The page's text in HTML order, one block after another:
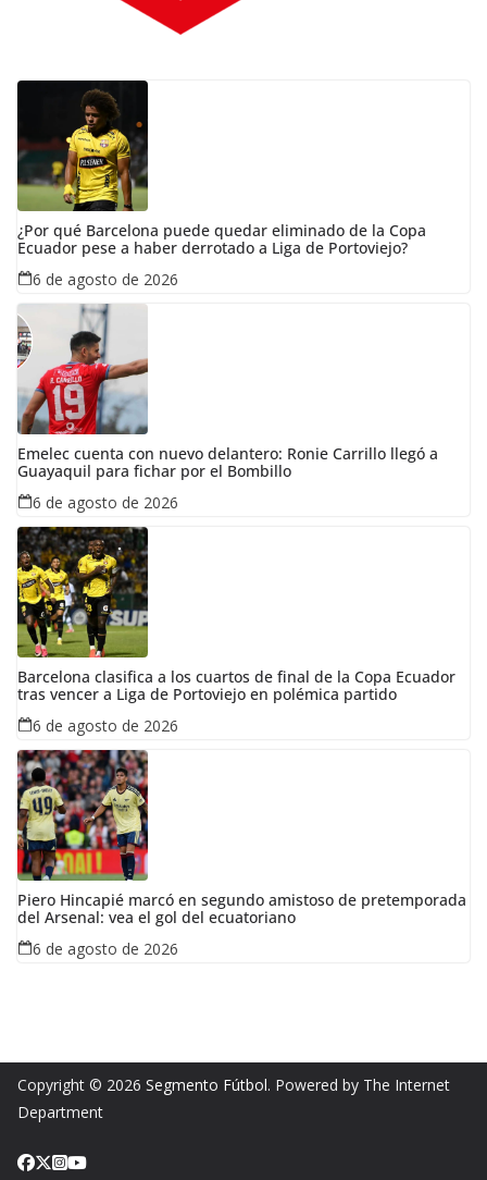
¿Por qué Barcelona puede quedar eliminado de la Copa
Ecuador pese a haber derrotado a Liga de Portoviejo?
6 de agosto de 2026
Emelec cuenta con nuevo delantero: Ronie Carrillo llegó a
Guayaquil para fichar por el Bombillo
6 de agosto de 2026
Barcelona clasifica a los cuartos de final de la Copa Ecuador
tras vencer a Liga de Portoviejo en polémica partido
6 de agosto de 2026
Piero Hincapié marcó en segundo amistoso de pretemporada
del Arsenal: vea el gol del ecuatoriano
6 de agosto de 2026
Copyright © 2026 Segmento Fútbol. Powered by The Internet
Department